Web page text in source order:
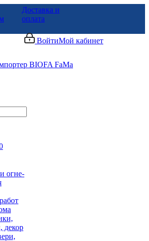
Доставка и
оплата
ВойтиМой кабинет
огне-
декор